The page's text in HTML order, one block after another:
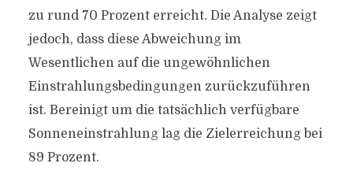
zu rund 70 Prozent erreicht. Die Analyse zeigt
jedoch, dass diese Abweichung im
Wesentlichen auf die ungewöhnlichen
Einstrahlungsbedingungen zurückzuführen
ist. Bereinigt um die tatsächlich verfügbare
Sonneneinstrahlung lag die Zielerreichung bei
89 Prozent.